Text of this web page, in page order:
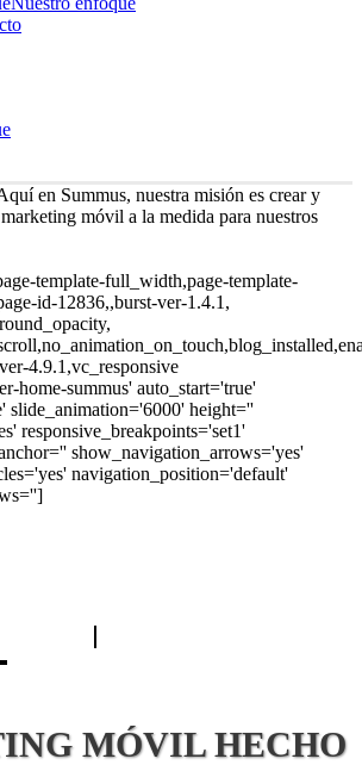
en Summus, nuestra misión es crear y
móvil a la medida para nuestros
template-full_width,page-template-
id-12836,,burst-ver-1.4.1,
4.9.1,vc_responsive
home-summus' auto_start='true'
slide_animation='6000' height=''
responsive_breakpoints='set1'
show_navigation_arrows='yes'
navigation_position='default'
MÓVIL HECHO